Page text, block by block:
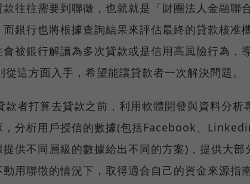
往往需要到聯徵，也就就是「財團法人金融聯
銀行也將根據查詢結果來評估最終的貸款核准
被銀行解讀為多次貸款或是信用高風險行為，
這方面入手，希望能讓貸款者一次解決問題。
者打算去貸款之前，利用軟體開發與資料分析
，分析用戶授信的數據(包括Facebook、
供不同層級的數據給出不同的方案)，提供大部
用聯徵的情況下，取得適合自己的資金來源指